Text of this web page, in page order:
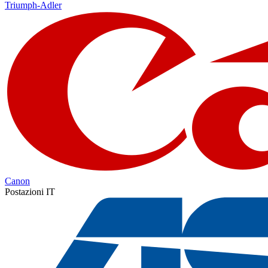
Triumph-Adler
Canon
Postazioni IT